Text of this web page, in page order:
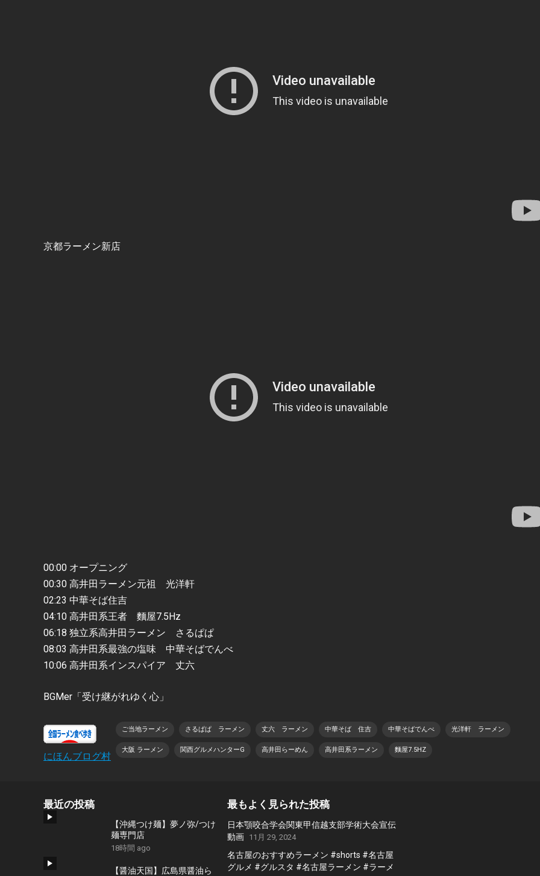
京都ラーメン新店
00:00 オープニング
00:30 高井田ラーメン元祖 光洋軒
02:23 中華そば住吉
04:10 高井田系王者 麵屋7.5Hz
06:18 独立系高井田ラーメン さるぱぱ
08:03 高井田系最強の塩味 中華そばでんべ
10:06 高井田系インスパイア 丈六
BGMer「受け継がれゆく心」
にほんブログ村
ご当地ラーメン さるぱぱ ラーメン 丈六 ラーメン 中華そば 住吉 中華そばでんべ 光洋軒 ラーメン
大阪 ラーメン 関西グルメハンターG 高井田らーめん 高井田系ラーメン 麵屋7.5HZ
最近の投稿
【沖縄つけ麺】夢ノ弥/つけ
麺専門店
18時間 ago
【醤油天国】広島県醤油ら
最もよく見られた投稿
日本顎咬合学会関東甲信越支部学術大会宣伝
動画
11月 29, 2024
名古屋のおすすめラーメン #shorts #名古屋
グルメ #グルスタ #名古屋ラーメン #ラーメ